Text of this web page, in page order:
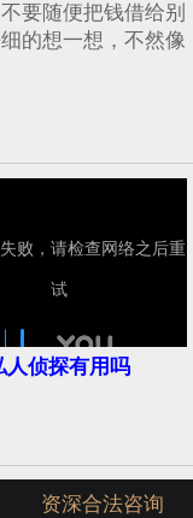
要随便把钱借给别
的想一想，不然像
人侦探有用吗
资深合法咨询